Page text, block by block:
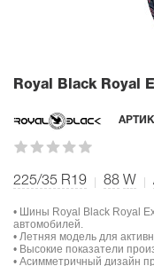
Royal Black Royal
225/35 R19 88 W
• Шины Royal Black Royal
автомобилей.
• Летняя модель для
• Высокие показатели
• Асимметричный дизайн